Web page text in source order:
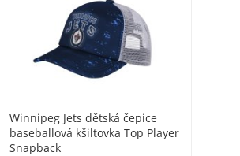
Winnipeg Jets dětská čepice
baseballová kšiltovka Top Player
Snapback